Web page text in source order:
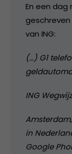
En een
van ING:
(…) G1
ING
in
Google